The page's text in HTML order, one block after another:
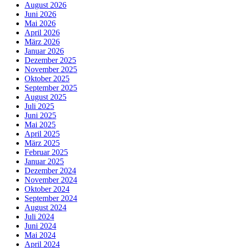
August 2026
Juni 2026
Mai 2026
April 2026
März 2026
Januar 2026
Dezember 2025
November 2025
Oktober 2025
September 2025
August 2025
Juli 2025
Juni 2025
Mai 2025
April 2025
März 2025
Februar 2025
Januar 2025
Dezember 2024
November 2024
Oktober 2024
September 2024
August 2024
Juli 2024
Juni 2024
Mai 2024
April 2024